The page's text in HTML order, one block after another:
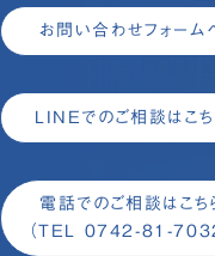
お問い合わせフォーム
LINEでのご相談はこち
電話でのご相談はこち
（TEL 0742-81-7032